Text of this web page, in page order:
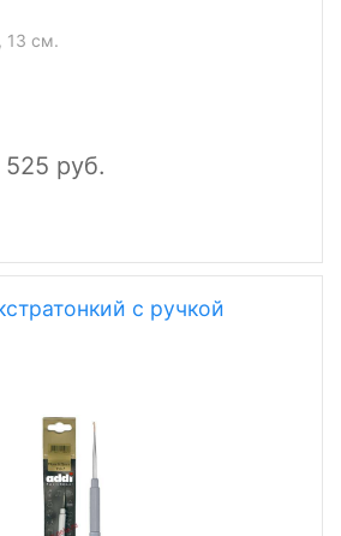
13 см.
525 руб.
с ручкой